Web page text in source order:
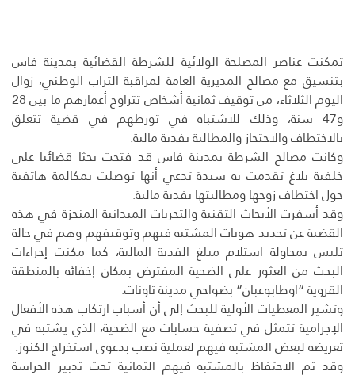
تمكنت عناصر المصلحة الولائية للشرطة القضائية بمدينة فاس
بتنسيق مع مصالح المديرية العامة لمراقبة التراب الوطني، زوال
اليوم الثلاثاء، من توقيف ثمانية أشخاص تتراوح أعمارهم ما بين 28
و47 سنة، وذلك للاشتباه في تورطهم في قضية تتعلق
بالاختطاف والاحتجاز والمطالبة بفدية مالية.
وكانت مصالح الشرطة بمدينة فاس قد فتحت بحثا قضائيا على
خلفية بلاغ تقدمت به سيدة تدعي أنها توصلت بمكالمة هاتفية
حول اختطاف زوجها ومطالبتها بفدية مالية.
وقد أسفرت الأبحاث التقنية والتحريات الميدانية المنجزة في هذه
القضية عن تحديد هويات المشتبه فيهم وتوقيفهم وهم في حالة
تلبس بمحاولة استلام مبلغ الفدية المالية، كما مكنت إجراءات
البحث من العثور على الضحية المفترض بمكان إخفائه بالمنطقة
القروية “اوطابوعبان” بضواحي مدينة تاونات.
وتشير المعطيات الأولية للبحث إلى أن أسباب ارتكاب هذه الأفعال
الإجرامية تتمثل في تصفية حسابات مع الضحية، الذي يشتبه في
تعريضه لبعض المشتبه فيهم لعملية نصب بدعوى استخراج الكنوز.
وقد تم الاحتفاظ بالمشتبه فيهم الثمانية تحت تدبير الحراسة